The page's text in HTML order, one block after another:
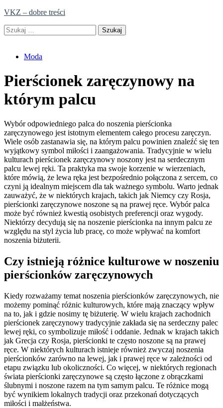
Skip
content
VKZ – dobre treści
Szukaj:
Moda
Pierścionek zaręczynowy na
którym palcu
Wybór odpowiedniego palca do noszenia pierścionka
zaręczynowego jest istotnym elementem całego procesu zaręczyn.
Wiele osób zastanawia się, na którym palcu powinien znaleźć się ten
wyjątkowy symbol miłości i zaangażowania. Tradycyjnie w wielu
kulturach pierścionek zaręczynowy noszony jest na serdecznym
palcu lewej ręki. Ta praktyka ma swoje korzenie w wierzeniach,
które mówią, że lewa ręka jest bezpośrednio połączona z sercem, co
czyni ją idealnym miejscem dla tak ważnego symbolu. Warto jednak
zauważyć, że w niektórych krajach, takich jak Niemcy czy Rosja,
pierścionki zaręczynowe noszone są na prawej ręce. Wybór palca
może być również kwestią osobistych preferencji oraz wygody.
Niektórzy decydują się na noszenie pierścionka na innym palcu ze
względu na styl życia lub pracę, co może wpływać na komfort
noszenia biżuterii.
Czy istnieją różnice kulturowe w noszeniu
pierścionków zaręczynowych
Kiedy rozważamy temat noszenia pierścionków zaręczynowych, nie
możemy pominąć różnic kulturowych, które mają znaczący wpływ
na to, jak i gdzie nosimy tę biżuterię. W wielu krajach zachodnich
pierścionek zaręczynowy tradycyjnie zakłada się na serdeczny palec
lewej ręki, co symbolizuje miłość i oddanie. Jednak w krajach takich
jak Grecja czy Rosja, pierścionki te często noszone są na prawej
ręce. W niektórych kulturach istnieje również zwyczaj noszenia
pierścionków zarówno na lewej, jak i prawej ręce w zależności od
etapu związku lub okoliczności. Co więcej, w niektórych regionach
świata pierścionki zaręczynowe są często łączone z obrączkami
ślubnymi i noszone razem na tym samym palcu. Te różnice mogą
być wynikiem lokalnych tradycji oraz przekonań dotyczących
miłości i małżeństwa.